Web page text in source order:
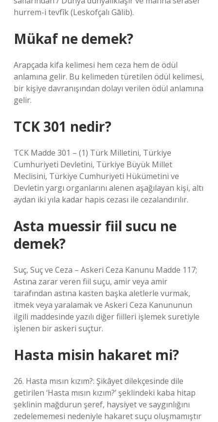
hurrem-i tevfîk (Leskofçalı Gālib).
Mükaf ne demek?
Arapçada kifa kelimesi hem ceza hem de ödül
anlamına gelir. Bu kelimeden türetilen ödül kelimesi,
bir kişiye davranışından dolayı verilen ödül anlamına
gelir.
TCK 301 nedir?
TCK Madde 301 – (1) Türk Milletini, Türkiye
Cumhuriyeti Devletini, Türkiye Büyük Millet
Meclisini, Türkiye Cumhuriyeti Hükümetini ve
Devletin yargı organlarını alenen aşağılayan kişi, altı
aydan iki yıla kadar hapis cezası ile cezalandırılır.
Asta muessir fiil sucu ne
demek?
Suç, Suç ve Ceza – Askeri Ceza Kanunu Madde 117;
Astına zarar veren fiil suçu, amir veya amir
tarafından astına kasten başka aletlerle vurmak,
itmek veya yaralamak ve Askeri Ceza Kanununun
ilgili maddesinde yazılı diğer fiilleri işlemek suretiyle
işlenen bir askeri suçtur.
Hasta misin hakaret mi?
26. Hasta mısın kızım?: Şikâyet dilekçesinde dile
getirilen ‘Hasta mısın kızım?’ şeklindeki kaba hitap
şeklinin mağdurun şeref, haysiyet ve saygınlığını
zedelememesi nedeniyle hakaret suçu oluşmamıştır